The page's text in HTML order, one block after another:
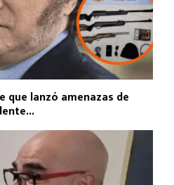
que lanzó amenazas de